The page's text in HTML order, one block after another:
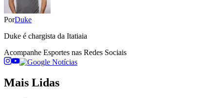
PorDuke
Duke é chargista da Itatiaia
Acompanhe Esportes nas Redes Sociais
Mais Lidas